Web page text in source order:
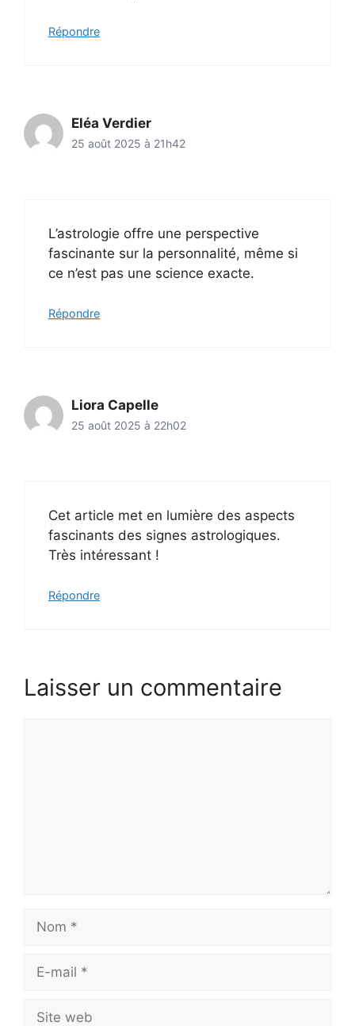
Répondre
Eléa Verdier
25 août 2025 à 21h42
L’astrologie offre une perspective
fascinante sur la personnalité, même si
ce n’est pas une science exacte.
Répondre
Liora Capelle
25 août 2025 à 22h02
Cet article met en lumière des aspects
fascinants des signes astrologiques.
Très intéressant !
Répondre
Laisser un commentaire
mail